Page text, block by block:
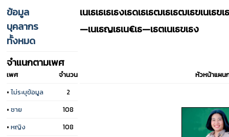
ข้อมูล
บุคลากร
ทั้งหมด
จำแนกตามเพศ
เพศ
จำนวน
• ไม่ระบุข้อมูล
2
• ชาย
108
• หญิง
108
เนเธเธเธเธงเธดเธเธฒเธเธฒเธฃเนเธ
—เนเธญเธเน€เธ—เธตเนเธขเธง
หัวหน้าแผน